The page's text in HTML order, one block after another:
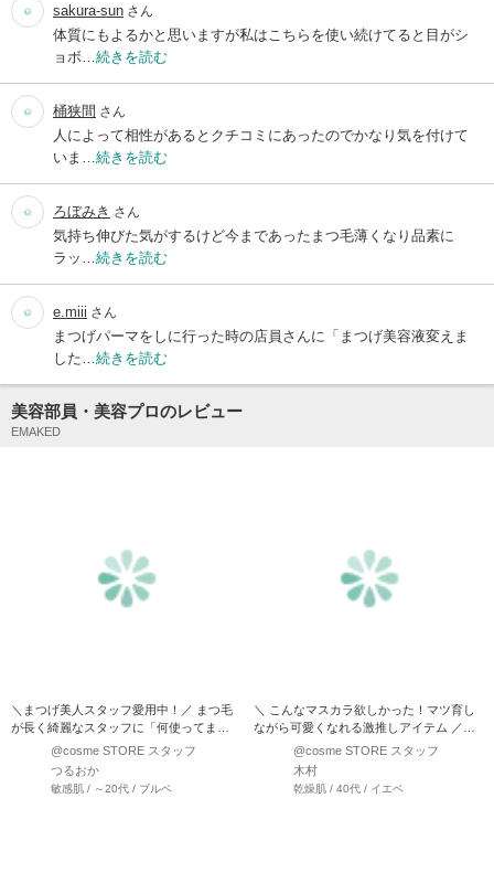
sakura-sun さん
体質にもよるかと思いますが私はこちらを使い続けてると目がシ
ョボ… 続きを読む
桶狭間 さん
人によって相性があるとクチコミにあったのでかなり気を付けて
いま… 続きを読む
ろぼみき さん
気持ち伸びた気がするけど今まであったまつ毛薄くなり品素に
ラッ… 続きを読む
e.miii さん
まつげパーマをしに行った時の店員さんに「まつげ美容液変えま
した… 続きを読む
美容部員・美容プロのレビュー
EMAKED
＼まつげ美人スタッフ愛用中！／ まつ毛
が長く綺麗なスタッフに「何使ってます
か？」と聞くとほとんど…
@cosme STORE スタッフ
つるおか
敏感肌 / ～20代 / ブルベ
＼ こんなマスカラ欲しかった！マツ育し
ながら可愛くなれる激推しアイテム ／
『水橋保寿堂製薬 エ…
@cosme STORE スタッフ
木村
乾燥肌 / 40代 / イエベ